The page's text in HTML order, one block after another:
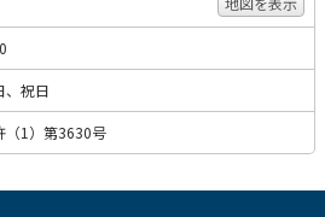
、祝日
（1）第3630号